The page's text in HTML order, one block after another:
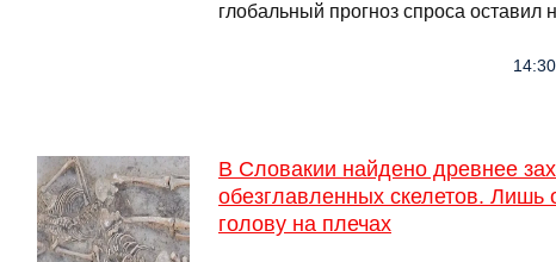
глобальный прогноз спроса
В Словакии найдено древнее
обезглавленных скелетов. Лишь
голову на плечах